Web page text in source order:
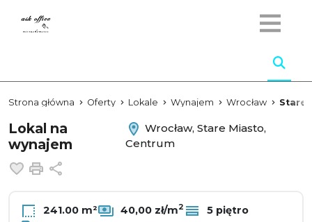
Strona główna Oferty Lokale Wynajem Wrocław Stare
Lokal na
wynajem
Wrocław, Stare Miasto,
Centrum
Dodaj do ulubionych
Drukuj
241.00 m² 40,00 zł/m2
5 piętro